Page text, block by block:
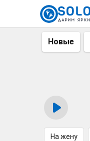
Новые
На жену